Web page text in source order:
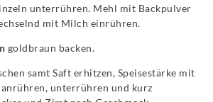
unterrühren. Mehl mit Backpulver
mit Milch einrühren.
goldbraun backen.
samt Saft erhitzen, Speisestärke mit
anrühren, unterrühren und kurz